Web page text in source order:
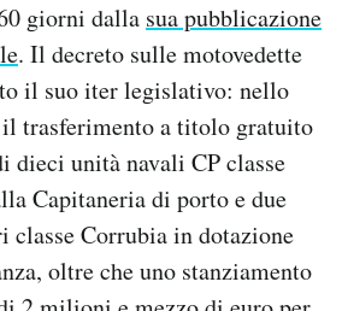
giorni dalla sua pubblicazione
. Il decreto sulle motovedette
il suo iter legislativo: nello
il trasferimento a titolo gratuito
dieci unità navali CP classe
Capitaneria di porto e due
classe Corrubia in dotazione
oltre che uno stanziamento